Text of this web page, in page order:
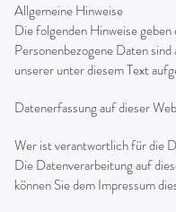
Allgemeine Hinweise
Die folgenden Hinweise
Personenbezogene Daten
unserer unter diesem Text
Datenerfassung auf dieser
Wer ist verantwortlich für die
Die Datenverarbeitung auf
können Sie dem Impressum